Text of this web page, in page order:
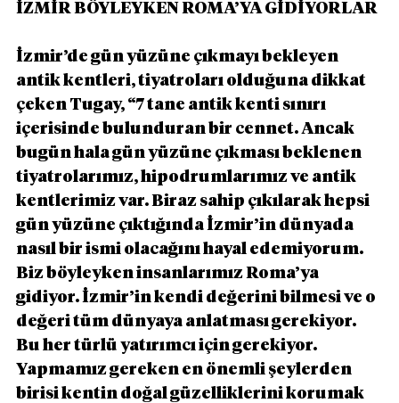
İZMİR BÖYLEYKEN ROMA’YA GİDİYORLAR
İzmir’de gün yüzüne çıkmayı bekleyen
antik kentleri, tiyatroları olduğuna dikkat
çeken Tugay, “7 tane antik kenti sınırı
içerisinde bulunduran bir cennet. Ancak
bugün hala gün yüzüne çıkması beklenen
tiyatrolarımız, hipodrumlarımız ve antik
kentlerimiz var. Biraz sahip çıkılarak hepsi
gün yüzüne çıktığında İzmir’in dünyada
nasıl bir ismi olacağını hayal edemiyorum.
Biz böyleyken insanlarımız Roma’ya
gidiyor. İzmir’in kendi değerini bilmesi ve o
değeri tüm dünyaya anlatması gerekiyor.
Bu her türlü yatırımcı için gerekiyor.
Yapmamız gereken en önemli şeylerden
birisi kentin doğal güzelliklerini korumak